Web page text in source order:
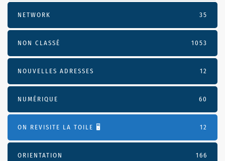
NETWORK 35
NON CLASSÉ 1053
NOUVELLES ADRESSES 12
NUMÉRIQUE 60
ON REVISITE LA TOILE 🖥️ 12
ORIENTATION 166